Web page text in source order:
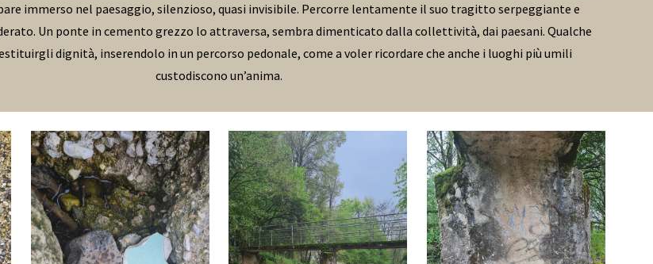
immerso nel paesaggio, silenzioso, quasi invisibile. Percorre lentamente il suo tragitto serpeggiante e
Un ponte in cemento grezzo lo attraversa, sembra dimenticato dalla collettività, dai paesani. Qualche
dignità, inserendolo in un percorso pedonale, come a voler ricordare che anche i luoghi più umili
custodiscono un’anima.